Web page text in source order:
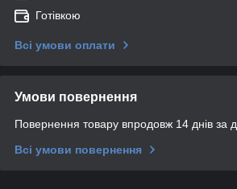
Готівкою
Всі умови оплати
Умови повернення
Повернення товару впродовж 14 днів за
Всі умови повернення